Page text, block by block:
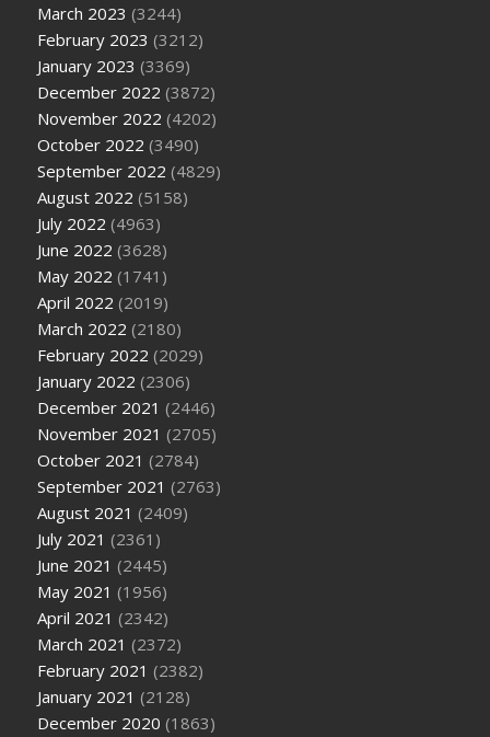
March 2023 (3244)
February 2023 (3212)
January 2023 (3369)
December 2022 (3872)
November 2022 (4202)
October 2022 (3490)
September 2022 (4829)
August 2022 (5158)
July 2022 (4963)
June 2022 (3628)
May 2022 (1741)
April 2022 (2019)
March 2022 (2180)
February 2022 (2029)
January 2022 (2306)
December 2021 (2446)
November 2021 (2705)
October 2021 (2784)
September 2021 (2763)
August 2021 (2409)
July 2021 (2361)
June 2021 (2445)
May 2021 (1956)
April 2021 (2342)
March 2021 (2372)
February 2021 (2382)
January 2021 (2128)
December 2020 (1863)